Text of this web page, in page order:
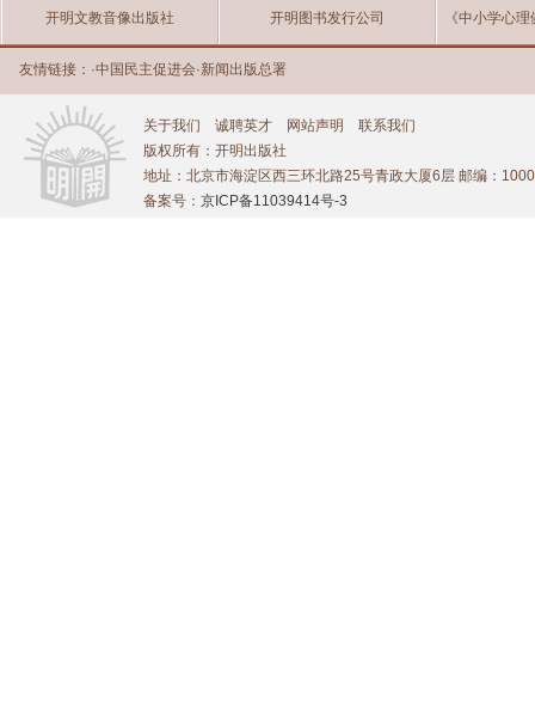
开明文教音像出版社 开明图书发行公司 《中小学心
友情链接： ·中国民主促进会·新闻出版总署
关于我们 诚聘英才 网站声明
联系我们
版权所有：开明出版社
地址：北京市海淀区西三环北路25号青政大厦6层 邮编：
备案号： 京ICP备11039414号-3